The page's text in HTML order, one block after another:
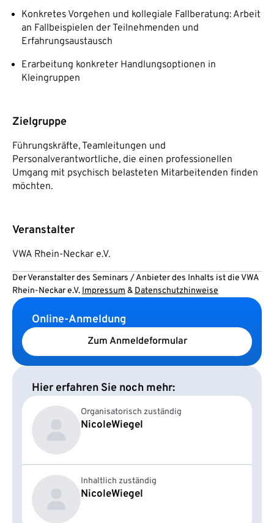
Konkretes Vorgehen und kollegiale Fallberatung: Arbeit
an Fallbeispielen der Teilnehmenden und
Erfahrungsaustausch
Erarbeitung konkreter Handlungsoptionen in
Kleingruppen
Zielgruppe
Führungskräfte, Teamleitungen und
Personalverantwortliche, die einen professionellen
Umgang mit psychisch belasteten Mitarbeitenden finden
möchten.
Veranstalter
VWA Rhein-Neckar e.V.
Der Veranstalter des Seminars / Anbieter des Inhalts ist die VWA
Rhein-Neckar e.V. Impressum & Datenschutzhinweise
Online-Anmeldung
Zum Anmeldeformular
Hier erfahren Sie noch mehr:
Organisatorisch zuständig
NicoleWiegel
Inhaltlich zuständig
NicoleWiegel